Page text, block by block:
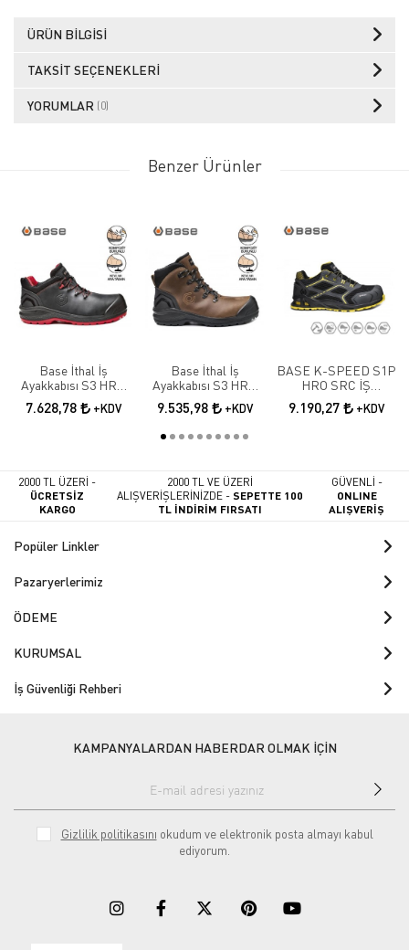
ÜRÜN BILGISI
TAKSIT SEÇENEKLERI
YORUMLAR (0)
Benzer Ürünler
Base İthal İş
Ayakkabısı S3 HRO
SRC B0887N
7.628,78 +KDV
Base İthal İş
Ayakkabısı S3 HRO
SRC B0888
9.535,98 +KDV
BASE K-SPEED S1P
HRO SRC İŞ
AYAKKABISI
9.190,27 +KDV
2000 TL ÜZERİ -
ÜCRETSİZ
KARGO
2000 TL VE ÜZERİ
ALIŞVERİŞLERİNİZDE -SEPETTE 100
TL İNDİRİM FIRSATI
GÜVENLİ -
ONLINE
ALIŞVERİŞ
Popüler Linkler
Pazaryerlerimiz
ÖDEME
KURUMSAL
İş Güvenliği Rehberi
KAMPANYALARDAN HABERDAR OLMAK İÇİN
Gizlilik politikasını okudum ve elektronik posta almayı kabul
ediyorum.